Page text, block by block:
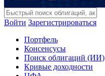
Войти Зарегистрироваться
Портфель
Консенсусы
Поиск облигаций (ИИ)
Кривые доходности